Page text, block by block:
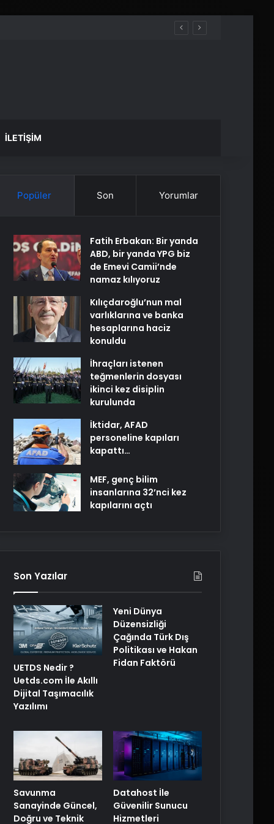
İLETIŞIM
Popüler Son Yorumlar
Fatih Erbakan: Bir yanda
ABD, bir yanda YPG biz
de Emevi Camii’nde
namaz kılıyoruz
Kılıçdaroğlu’nun mal
varlıklarına ve banka
hesaplarına haciz
konuldu
İhraçları istenen
teğmenlerin dosyası
ikinci kez disiplin
kurulunda
İktidar, AFAD
personeline kapıları
kapattı…
MEF, genç bilim
insanlarına 32’nci kez
kapılarını açtı
Son Yazılar
UETDS Nedir ?
Uetds.com İle Akıllı
Dijital Taşımacılık
Yazılımı
Yeni Dünya
Düzensizliği
Çağında Türk Dış
Politikası ve Hakan
Fidan Faktörü
Savunma
Sanayinde Güncel,
Doğru ve Teknik
Datahost İle
Güvenilir Sunucu
Hizmetleri